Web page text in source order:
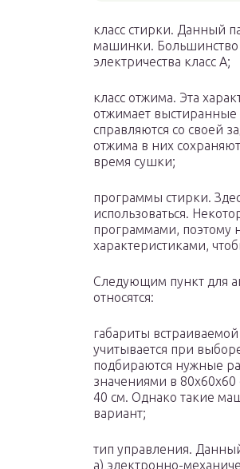
класс стирки. Данный
машинки. Большинство
электричества класс А;
класс отжима. Эта
отжимает
справляются со своей
отжима в них
время сушки;
программы стирки.
использоваться.
программами, поэтому
характеристиками,
Следующим пункт для
относятся:
габариты
учитывается при
подбираются нужные
значениями в
40 см. Однако такие
вариант;
тип управления.
а) электронно-